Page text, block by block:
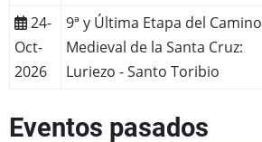
24-
Oct-
2026
9ª y Última Etapa del Camino
Medieval de la Santa Cruz:
Luriezo - Santo Toribio
Eventos pasados